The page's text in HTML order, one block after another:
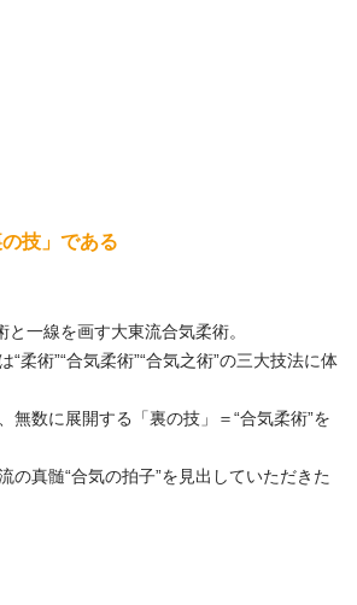
技」である
と一線を画す大東流合気柔術。
“柔術”“合気柔術”“合気之術”の三大技法に体
無数に展開する「裏の技」＝“合気柔術”を
の真髄“合気の拍子”を見出していただきた